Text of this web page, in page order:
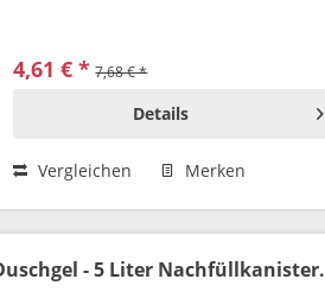
4,61 € * 7,68 € *
Details
Vergleichen Merken
- 5 Liter Nachfüllkanister.